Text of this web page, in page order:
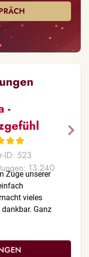
-
ID: 523
13.240
Zuge unserer
vieles
Ganz